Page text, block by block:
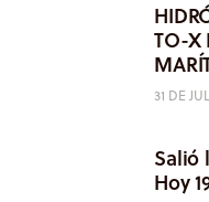
TO-X
31 DE
Salió
Hoy